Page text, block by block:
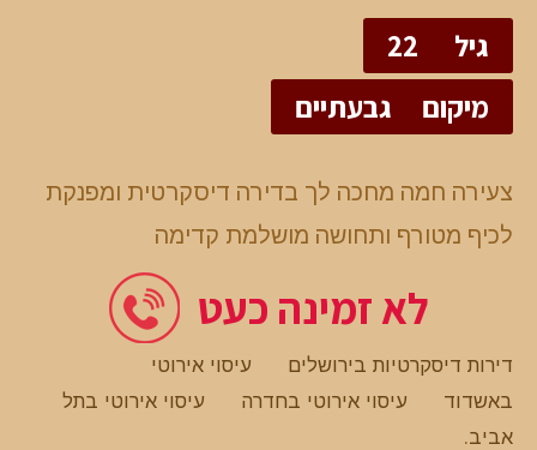
גיל
22
מיקום
גבעתיים
צעירה חמה מחכה לך בדירה דיסקרטית ומפנקת
לכיף מטורף ותחושה מושלמת קדימה
לא זמינה כעט
דירות דיסקרטיות בירושלים
עיסוי אירוטי
באשדוד
עיסוי אירוטי בחדרה
עיסוי אירוטי בתל
אביב.